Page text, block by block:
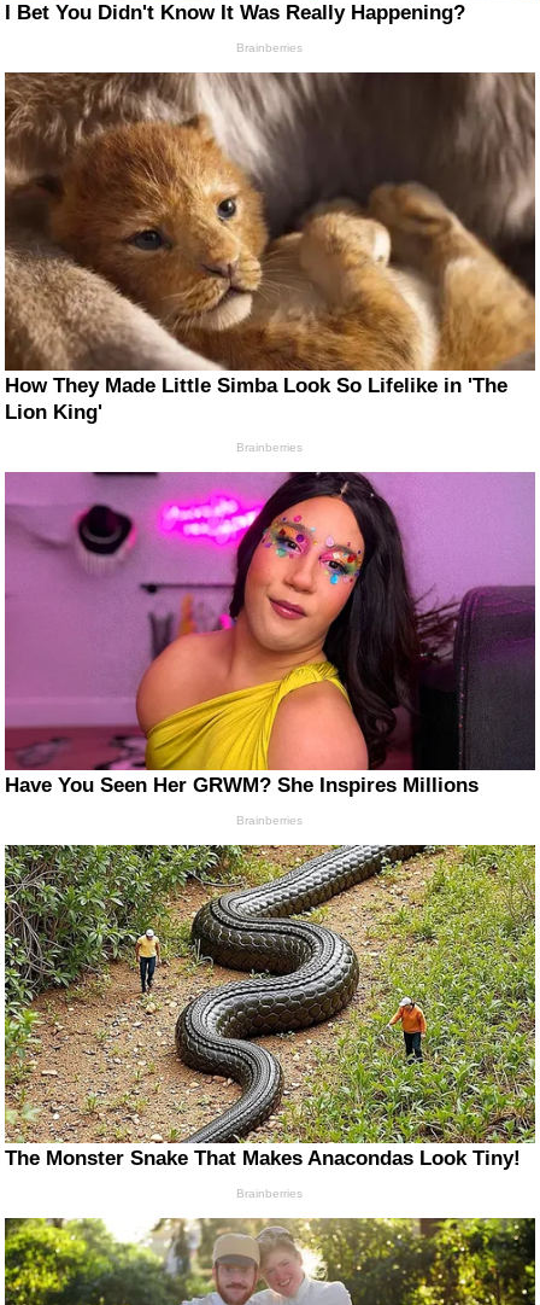
I Bet You Didn't Know It Was Really Happening?
Brainberries
How They Made Little Simba Look So Lifelike in 'The
Lion King'
Brainberries
Have You Seen Her GRWM? She Inspires Millions
Brainberries
The Monster Snake That Makes Anacondas Look Tiny!
Brainberries